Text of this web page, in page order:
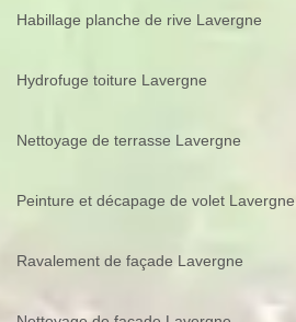
Habillage planche de rive Lavergne
Hydrofuge toiture Lavergne
Nettoyage de terrasse Lavergne
Peinture et décapage de volet Lavergne
Ravalement de façade Lavergne